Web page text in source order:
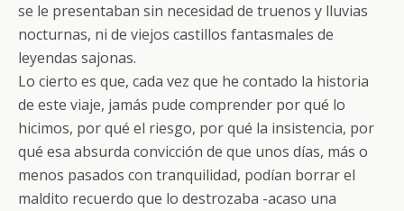
se le presentaban sin necesidad de truenos y lluvias
nocturnas, ni de viejos castillos fantasmales de
leyendas sajonas.
Lo cierto es que, cada vez que he contado la historia
de este viaje, jamás pude comprender por qué lo
hicimos, por qué el riesgo, por qué la insistencia, por
qué esa absurda convicción de que unos días, más o
menos pasados con tranquilidad, podían borrar el
maldito recuerdo que lo destrozaba -acaso una